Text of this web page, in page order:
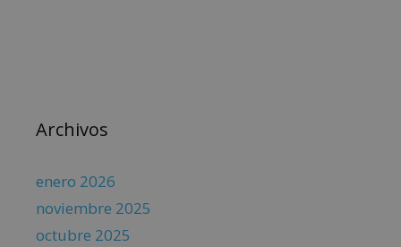
Archivos
enero 2026
noviembre 2025
octubre 2025